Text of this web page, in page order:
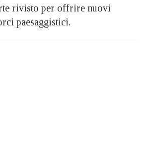
rivisto per offrire nuovi
paesaggistici.